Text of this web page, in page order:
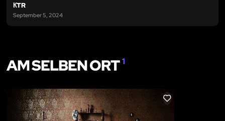
КTR
September 5, 2024
AM SELBEN ORT1
LIKE